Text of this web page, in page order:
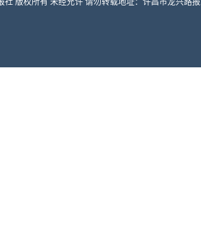
社 版权所有 未经允许 请勿转载地址：许昌市龙兴路